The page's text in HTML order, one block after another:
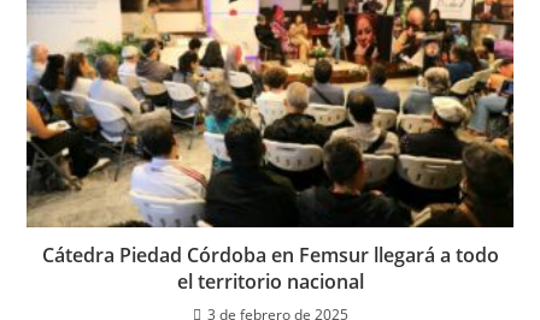
Cátedra Piedad Córdoba en Femsur llegará a todo
el territorio nacional
3 de febrero de 2025